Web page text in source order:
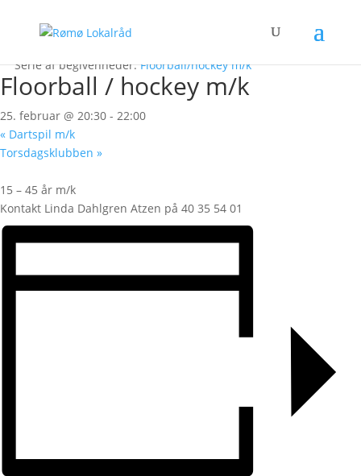
« Alle Begivenheder
Serie af begivenheder:Floorball/hockey m/k
Floorball / hockey m/k
25. februar @ 20:30 - 22:00
« Dartspil m/k
Torsdagsklubben »
15 – 45 år m/k
Kontakt Linda Dahlgren Atzen på 40 35 54 01